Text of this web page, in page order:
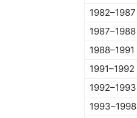
1982–1987
1987–1988
1988–1991
1991–1992
1992–1993
1993–1998